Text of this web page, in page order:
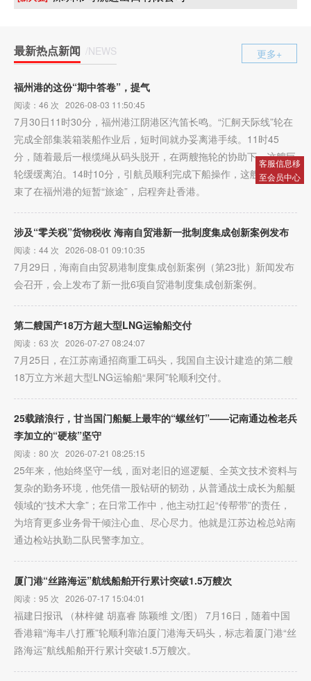
客服信息移
至会员中心
最新热点新闻 /NEWS 更多+
福州港的这份“期中答卷”，提气
阅读：46 次 2026-08-03 11:50:45
7月30日11时30分，福州港江阴港区汽笛长鸣。“汇舸天际线”轮在
完成全部集装箱装船作业后，短时间就办妥离港手续。11时45
分，随着最后一根缆绳从码头脱开，在两艘拖轮的协助下，这艘巨
轮缓缓离泊。14时10分，引航员顺利完成下船操作，这艘货轮结
束了在福州港的短暂“旅途”，启程奔赴香港。
涉及“零关税”货物税收 海南自贸港新一批制度集成创新案例发布
阅读：44 次 2026-08-01 09:10:35
7月29日，海南自由贸易港制度集成创新案例（第23批）新闻发布
会召开，会上发布了新一批6项自贸港制度集成创新案例。
第二艘国产18万方超大型LNG运输船交付
阅读：63 次 2026-07-27 08:24:07
7月25日，在江苏南通招商重工码头，我国自主设计建造的第二艘
18万立方米超大型LNG运输船“果阿”轮顺利交付。
25载踏浪行，甘当国门船艇上最牢的“螺丝钉”——记南通边检老兵
李加立的“硬核”坚守
阅读：80 次 2026-07-21 08:25:15
25年来，他始终坚守一线，面对老旧的巡逻艇、全英文技术资料与
复杂的勤务环境，他凭借一股钻研的韧劲，从普通战士成长为船艇
领域的“技术大拿”；在日常工作中，他主动扛起“传帮带”的责任，
为培育更多业务骨干倾注心血、尽心尽力。他就是江苏边检总站南
通边检站执勤二队民警李加立。
厦门港“丝路海运”航线船舶开行累计突破1.5万艘次
阅读：95 次 2026-07-17 15:04:01
福建日报讯 （林梓健 胡嘉睿 陈颖维 文/图） 7月16日，随着中国
香港籍“海丰八打雁”轮顺利靠泊厦门港海天码头，标志着厦门港“丝
路海运”航线船舶开行累计突破1.5万艘次。